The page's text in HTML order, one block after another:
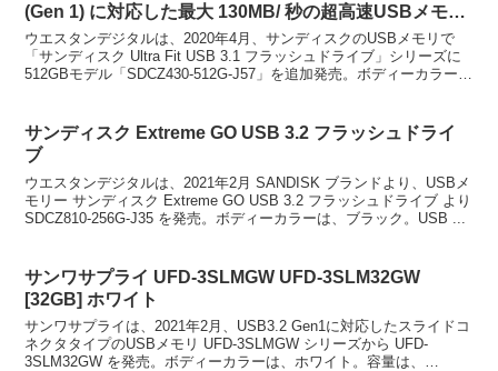
(Gen 1) に対応した最大 130MB/ 秒の超高速USBメモリ
ー
ウエスタンデジタルは、2020年4月、サンディスクのUSBメモリで
「サンディスク Ultra Fit USB 3.1 フラッシュドライブ」シリーズに
512GBモデル「SDCZ430-512G-J57」を追加発売。ボディーカラー
サンディスク Extreme GO USB 3.2 フラッシュドライ
ブ
ウエスタンデジタルは、2021年2月 SANDISK ブランドより、USBメ
モリー サンディスク Extreme GO USB 3.2 フラッシュドライブ より
SDCZ810-256G-J35 を発売。ボディーカラーは、ブラック。USB ...
サンワサプライ UFD-3SLMGW UFD-3SLM32GW
[32GB] ホワイト
サンワサプライは、2021年2月、USB3.2 Gen1に対応したスライドコ
ネクタタイプのUSBメモリ UFD-3SLMGW シリーズから UFD-
3SLM32GW を発売。ボディーカラーは、ホワイト。容量は、